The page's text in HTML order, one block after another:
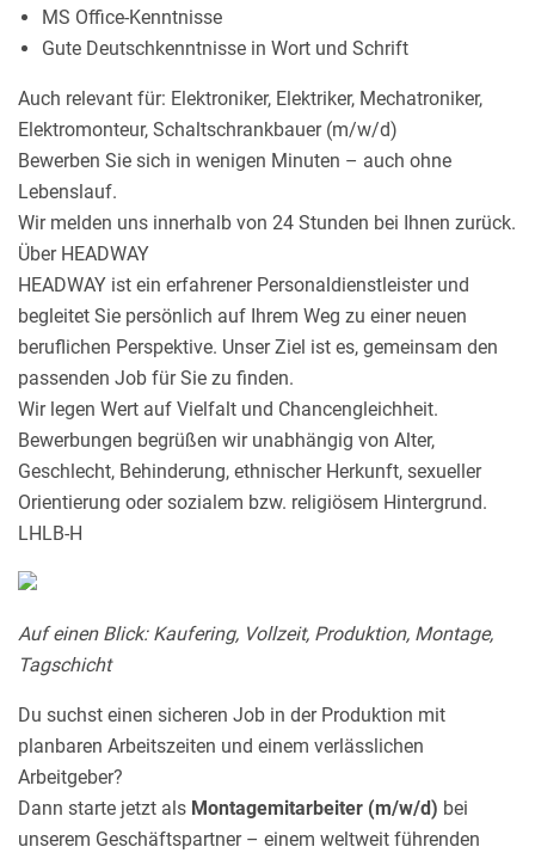
MS Office-Kenntnisse
Gute Deutschkenntnisse in Wort und Schrift
Auch relevant für: Elektroniker, Elektriker, Mechatroniker,
Elektromonteur, Schaltschrankbauer (m/w/d)
Bewerben Sie sich in wenigen Minuten – auch ohne
Lebenslauf.
Wir melden uns innerhalb von 24 Stunden bei Ihnen zurück.
Über HEADWAY
HEADWAY ist ein erfahrener Personaldienstleister und
begleitet Sie persönlich auf Ihrem Weg zu einer neuen
beruflichen Perspektive. Unser Ziel ist es, gemeinsam den
passenden Job für Sie zu finden.
Wir legen Wert auf Vielfalt und Chancengleichheit.
Bewerbungen begrüßen wir unabhängig von Alter,
Geschlecht, Behinderung, ethnischer Herkunft, sexueller
Orientierung oder sozialem bzw. religiösem Hintergrund.
LHLB-H
Auf einen Blick: Kaufering, Vollzeit, Produktion, Montage,
Tagschicht
Du suchst einen sicheren Job in der Produktion mit
planbaren Arbeitszeiten und einem verlässlichen
Arbeitgeber?
Dann starte jetzt als Montagemitarbeiter (m/w/d) bei
unserem Geschäftspartner – einem weltweit führenden